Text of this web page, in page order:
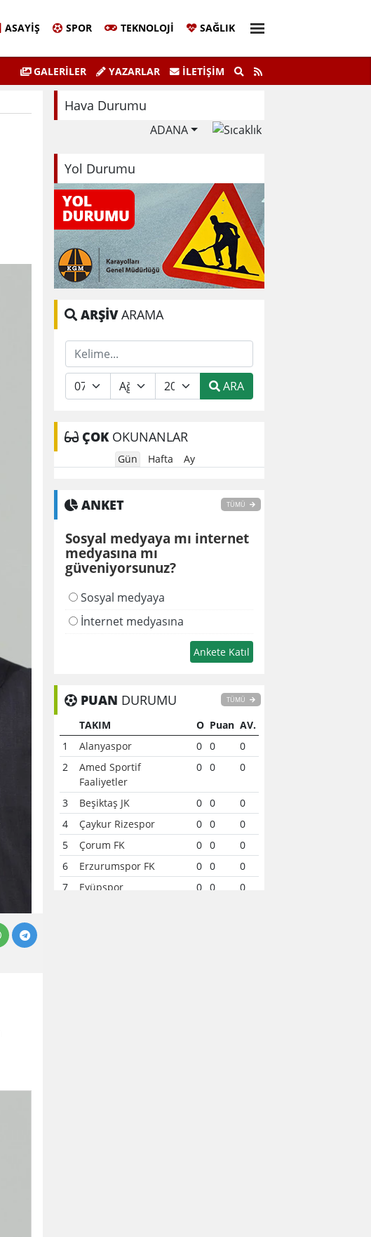
ASAYIŞ SPOR TEKNOLOJI SAĞLIK
Elazığ'da Sivil Katılım Zirvesi Gerçekleştirildi.
GALERİLER YAZARLAR İLETIŞIM
Hava Durumu
ADANA
Yol Durumu
ARŞİVARAMA
ARA
ÇOKOKUNANLAR
Gün Hafta Ay
ANKET TÜMÜ
Sosyal medyaya mı internet
medyasına mı
güveniyorsunuz?
Sosyal medyaya
İnternet medyasına
PUAN DURUMU TÜMÜ
TAKIM O Puan AV.
1
Alanyaspor 0 0
0
2
Amed Sportif
Faaliyetler
0 0 0
3 Beşiktaş JK 0 0
0
4
Çaykur Rizespor 0 0
0
5
Çorum FK 0 0
0
6
Erzurumspor FK 0 0
0
7
Eyüpspor 0 0
0